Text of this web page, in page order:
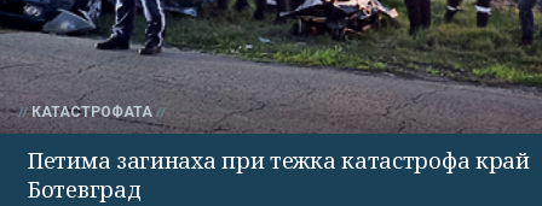
КАТАСТРОФАТА
Петима загинаха при тежка катастрофа край
Ботевград